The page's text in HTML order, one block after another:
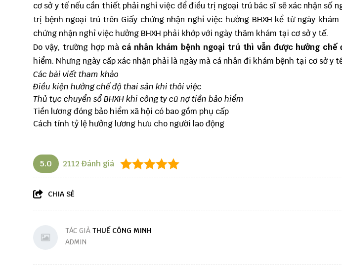
cơ sở y tế nếu cần thiết phải nghỉ việc để điều trị ngoại trú bác sĩ sẽ xác nhận số
trị bệnh ngoại trú trên Giấy chứng nhận nghỉ việc hưởng BHXH kể từ ngày
chứng nhận nghỉ việc hưởng BHXH phải khớp với ngày thăm khám tại cơ sở y tế.
Do vậy, trường hợp mà cá nhân khám bệnh ngoại trú thì vẫn được hưởng chế
hiểm. Nhưng ngày cấp xác nhận phải là ngày mà cá nhân đi khám bệnh tại cơ sở y
Các bài viết tham khảo
Điều kiện hưởng chế độ thai sản khi thôi việc
Thủ tục chuyển sổ BHXH khi công ty cũ nợ tiền bảo hiểm
Tiền lương đóng bảo hiểm xã hội có bao gồm phụ cấp
Cách tính tỷ lệ hưởng lương hưu cho người lao động
5.0 2112 Đánh giá
CHIA SẺ
TÁC GIẢ THUẾ CÔNG MINH
ADMIN